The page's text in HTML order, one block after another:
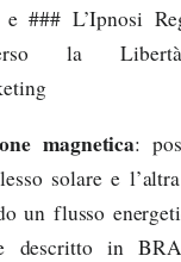
e ### L’Ipnosi
la
magnetica:
solare e
un flusso
descritto in